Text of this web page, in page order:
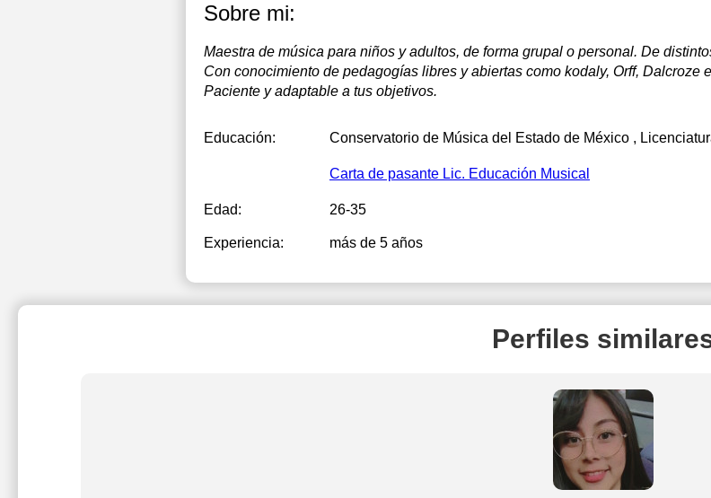
Sobre mi:
Maestra de música para niños y adultos, de forma grupal o personal. De
Con conocimiento de pedagogías libres y abiertas como kodaly, Orff, Dalcroze
Paciente y adaptable a tus objetivos.
Educación: Conservatorio de Música del Estado de México ,
Carta de pasante Lic. Educación Musical
Edad: 26-35
Experiencia: más de 5 años
Perfiles